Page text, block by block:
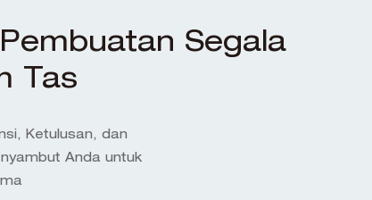
Segala
Tas
Ketulusan, dan
Anda untuk